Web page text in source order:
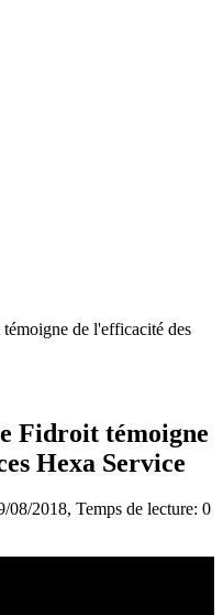
de l'efficacité des
Fidroit témoigne
Hexa Service
08/2018, Temps de lecture: 0